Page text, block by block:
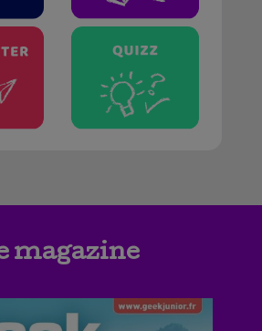
magazine